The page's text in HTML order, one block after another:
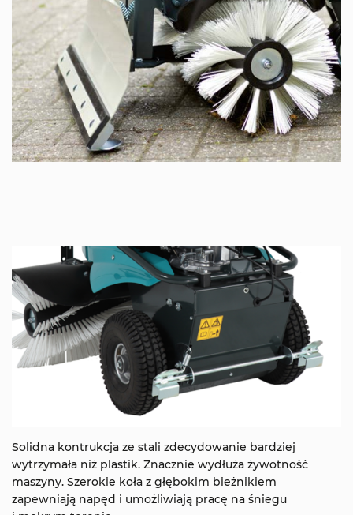
Solidna kontrukcja ze stali zdecydowanie bardziej
wytrzymała niż plastik. Znacznie wydłuża żywotność
maszyny. Szerokie koła z głębokim bieżnikiem
zapewniają napęd i umożliwiają pracę na śniegu